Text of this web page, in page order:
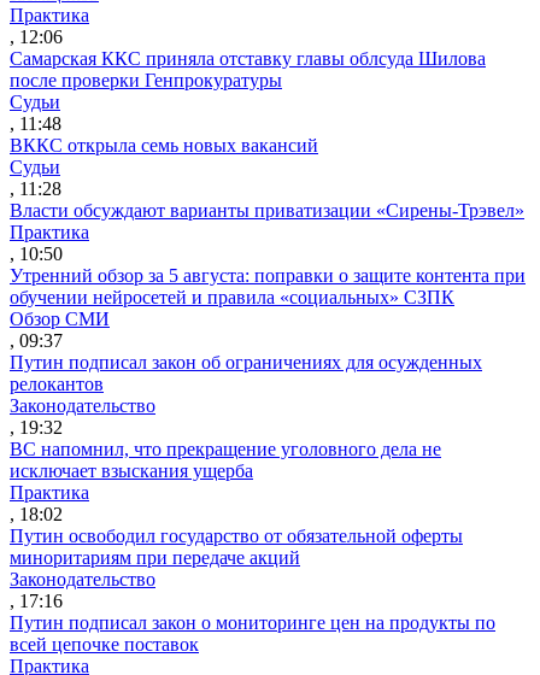
Практика
, 12:06
Самарская ККС приняла отставку главы облсуда Шилова
после проверки Генпрокуратуры
Судьи
, 11:48
ВККС открыла семь новых вакансий
Судьи
, 11:28
Власти обсуждают варианты приватизации «Сирены-Трэвел»
Практика
, 10:50
Утренний обзор за 5 августа: поправки о защите контента при
обучении нейросетей и правила «социальных» СЗПК
Обзор СМИ
, 09:37
Путин подписал закон об ограничениях для осужденных
релокантов
Законодательство
, 19:32
ВС напомнил, что прекращение уголовного дела не
исключает взыскания ущерба
Практика
, 18:02
Путин освободил государство от обязательной оферты
миноритариям при передаче акций
Законодательство
, 17:16
Путин подписал закон о мониторинге цен на продукты по
всей цепочке поставок
Практика